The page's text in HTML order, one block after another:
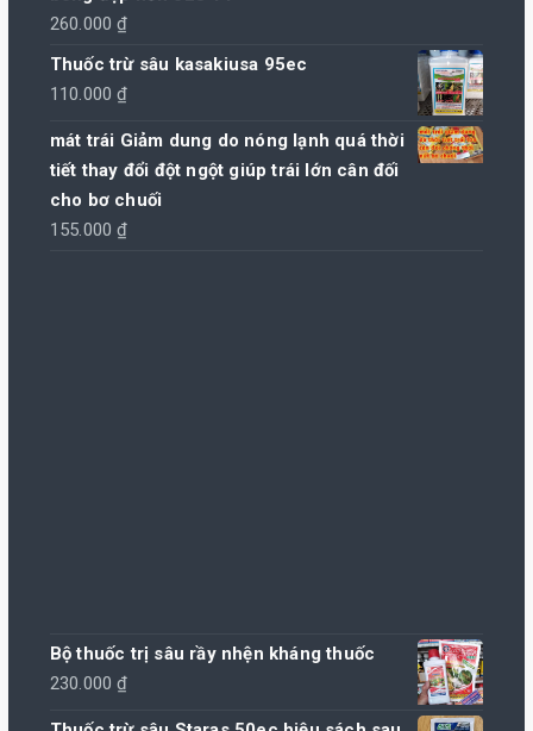
260.000₫
Thuốc trừ sâu kasakiusa 95ec
110.000₫
mát trái Giảm dung do nóng lạnh quá thời
tiết thay đổi đột ngột giúp trái lớn cân đối
cho bơ chuối
155.000₫
Bộ thuốc trị sâu rầy nhện kháng thuốc
230.000₫